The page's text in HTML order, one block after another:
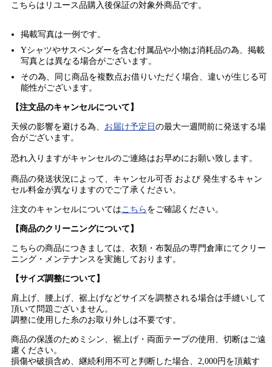
こちらはリユース品購入後保証の対象外商品です。
掲載写真は一例です。
Yシャツやサスペンダーを含む付属品や小物は消耗品の為、掲載
写真とは異なる場合がございます。
その為、同じ商品を複数点お借りいただく場合、違いが生じる可
能性がございます。
【注文品のキャンセルについて】
天候の影響を避ける為、 お届け予定日 の最大一週間前に発送する場
合がございます。
恐れ入りますがキャンセルのご連絡はお早めにお願い致します。
商品の発送状況によって、キャンセル可否 および 発生するキャン
セル料金が異なりますのでご了承ください。
注文のキャンセルについてはこちら をご確認ください。
【商品のクリーニングについて】
こちらの商品につきましては、衣類・布製品の専門倉庫にてクリー
ニング・メンテナンスを実施しております。
【サイズ調整について】
肩上げ、腰上げ、裾上げなどサイズを調整される場合は手縫いして
頂いて問題ございません。
調整に使用した糸のお取り外しは不要です。
商品の保護のためミシン、裾上げ・両面テープの使用、切断はご遠
慮ください。
損傷や破損含め、継続利用不可と判断した場合、2,000円を頂戴す